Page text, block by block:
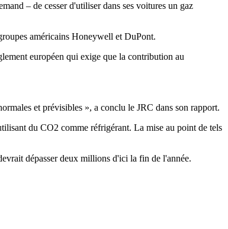
– de cesser d'utiliser dans ses voitures un gaz
américains Honeywell et DuPont.
européen qui exige que la contribution au
et prévisibles », a conclu le JRC dans son rapport.
du CO2 comme réfrigérant. La mise au point de tels
dépasser deux millions d'ici la fin de l'année.